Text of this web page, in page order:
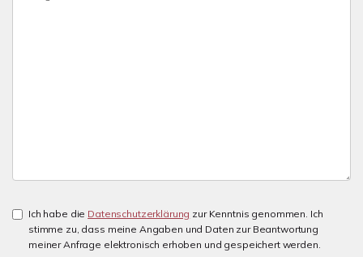
Ich habe die Datenschutzerklärung zur Kenntnis genommen. Ich
stimme zu, dass meine Angaben und Daten zur Beantwortung
meiner Anfrage elektronisch erhoben und gespeichert werden.